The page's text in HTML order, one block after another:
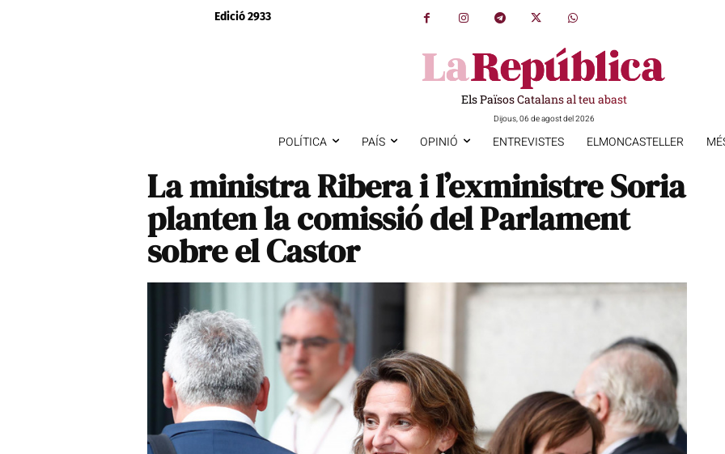
Edició 2933
Els Països Catalans al teu abast
Dijous, 06 de agost del 2026
POLÍTICA PAÍS OPINIÓ ENTREVISTES ELMONCASTELLER
La ministra Ribera i l’exministre Soria
planten la comissió del Parlament
sobre el Castor